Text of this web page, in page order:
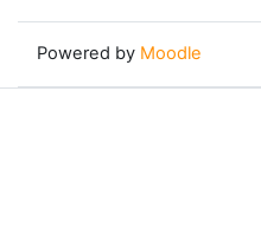
Powered by Moodle